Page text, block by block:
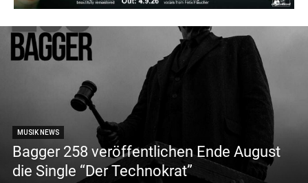
MUSIK NEWS
Bagger 258 veröffentlichen Ende August
die Single “Der Technokrat”